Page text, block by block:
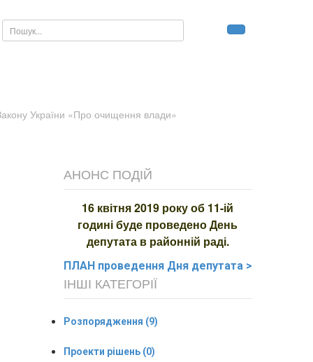
України «Про очищення влади»
АНОНС ПОДІЙ
16 квітня 2019 року об 11-ій
годині буде проведено День
депутата в районній раді.
ПЛАН проведення Дня депутата >
ІНШІ КАТЕГОРІЇ
Розпорядження (9)
Проекти рішень (0)